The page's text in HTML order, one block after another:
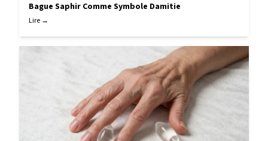
Bague Saphir Comme Symbole Damitie
Lire →